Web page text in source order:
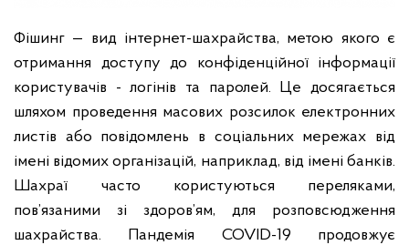
Фішинг — вид інтернет-шахрайства, метою якого є
отримання доступу до конфіденційної інформації
користувачів - логінів та паролей. Це досягається
шляхом проведення масових розсилок електронних
листів або повідомлень в соціальних мережах від
імені відомих організацій, наприклад, від імені банків.
Шахраї часто користуються переляками,
пов’язаними зі здоров’ям, для розповсюдження
шахрайства. Пандемія COVID-19 продовжує